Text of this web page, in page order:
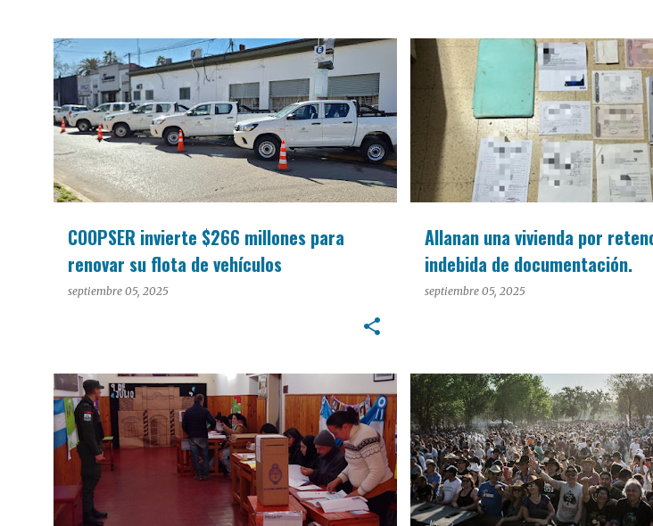
COOPSER invierte $266 millones para
renovar su flota de vehículos
septiembre 05, 2025
Allanan una vivienda por
indebida de documentación.
septiembre 05, 2025
POLICIALES
POLÍTICA CULTURA